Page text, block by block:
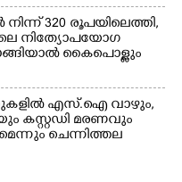
320 രൂപയിലെത്തി,
നിത്യോപയോഗ
കൈപൊള്ളും
എസ്.ഐ വാഴും,
കസ്റ്റഡി മരണവും
ചെന്നിത്തല
×
link